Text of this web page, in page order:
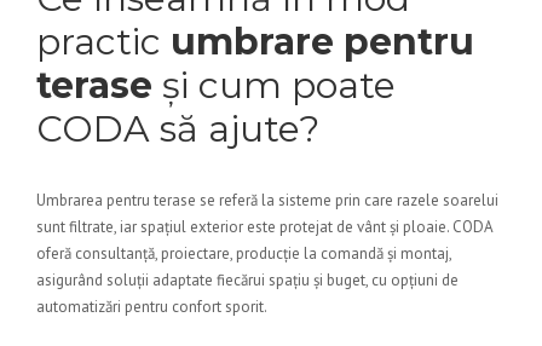
practic umbrare pentru
terase și cum poate
CODA să ajute?
Umbrarea pentru terase se referă la sisteme prin care razele soarelui
sunt filtrate, iar spațiul exterior este protejat de vânt și ploaie. CODA
oferă consultanță, proiectare, producție la comandă și montaj,
asigurând soluții adaptate fiecărui spațiu și buget, cu opțiuni de
automatizări pentru confort sporit.